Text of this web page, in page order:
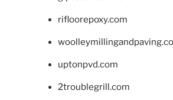
rifloorepoxy.com
uptonpvd.com
2troublegrill.com